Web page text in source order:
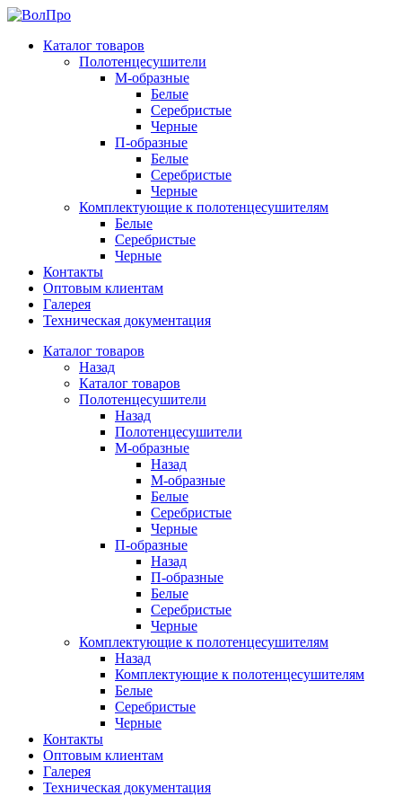
Каталог товаров
Полотенцесушители
М-образные
Белые
Серебристые
Черные
П-образные
Белые
Серебристые
Черные
Комплектующие к полотенцесушителям
Белые
Серебристые
Черные
Контакты
Оптовым клиентам
Галерея
Техническая документация
Каталог товаров
Назад
Каталог товаров
Полотенцесушители
Назад
Полотенцесушители
М-образные
Назад
М-образные
Белые
Серебристые
Черные
П-образные
Назад
П-образные
Белые
Серебристые
Черные
Комплектующие к полотенцесушителям
Назад
Комплектующие к полотенцесушителям
Белые
Серебристые
Черные
Контакты
Оптовым клиентам
Галерея
Техническая документация